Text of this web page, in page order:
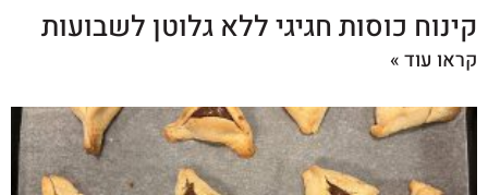
קינוח כוסות חגיגי ללא גלוטן לשבועות
קראו עוד »